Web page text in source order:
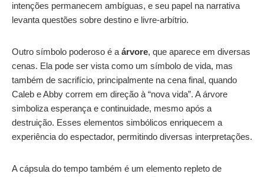
intenções permanecem ambíguas, e seu papel na narrativa
levanta questões sobre destino e livre-arbítrio.
Outro símbolo poderoso é a árvore, que aparece em diversas
cenas. Ela pode ser vista como um símbolo de vida, mas
também de sacrifício, principalmente na cena final, quando
Caleb e Abby correm em direção à “nova vida”. A árvore
simboliza esperança e continuidade, mesmo após a
destruição. Esses elementos simbólicos enriquecem a
experiência do espectador, permitindo diversas interpretações.
A cápsula do tempo também é um elemento repleto de